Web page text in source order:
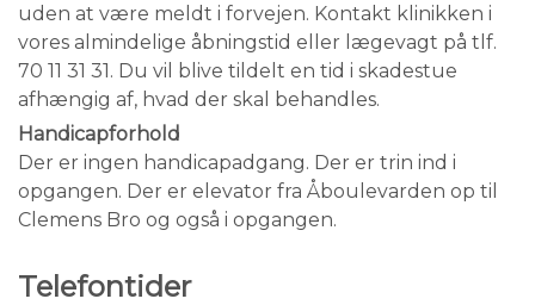
uden at være meldt i forvejen. Kontakt klinikken i
vores almindelige åbningstid eller lægevagt på tlf.
70 11 31 31. Du vil blive tildelt en tid i skadestue
afhængig af, hvad der skal behandles.
Handicapforhold
Der er ingen handicapadgang. Der er trin ind i
opgangen. Der er elevator fra Åboulevarden op til
Clemens Bro og også i opgangen.
Telefontider